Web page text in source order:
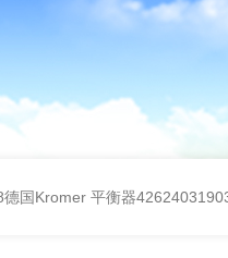
国Kromer 平衡器